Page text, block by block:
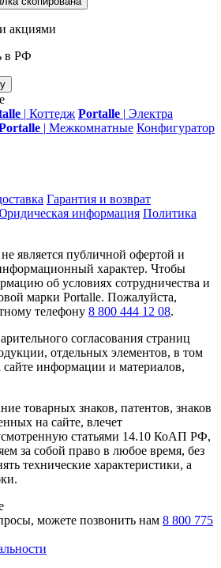
акциями
в РФ
| Коттедж Portalle | Электра
| Межкомнатные Конфигуратор
Гарантия и возврат
информация Политика
является публичной офертой и
характер. Чтобы
об условиях сотрудничества и
марки Portalle. Пожалуйста,
телефону 8 800 444 12 08.
согласования страниц
отдельных элементов, в том
информации и материалов,
товарных знаков, патентов, знаков
на сайте, влечет
статьями 14.10 КоАП РФ,
за собой право в любое время, без
технические характеристики, а
можете позвонить нам 8 800 775